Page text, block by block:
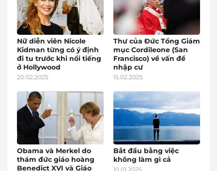
Nữ diễn viên Nicole
Kidman từng có ý định
đi tu trước khi nổi tiếng
ở Hollywood
20.02.2025
Thư của Đức Tổng Giám
mục Cordileone (San
Francisco) về vấn đề
nhập cư
15.02.2025
Obama và Merkel do
thám đức giáo hoàng
Benedict XVI và Giáo
Bắt đầu bằng việc
không làm gì cả
10.01.2025